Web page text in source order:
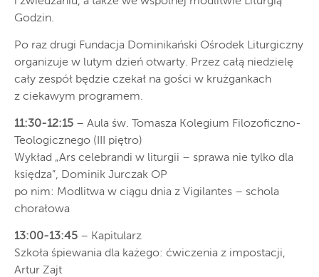
Godzin.
Po raz drugi Fundacja Dominikański Ośrodek Liturgiczny
organizuje w lutym dzień otwarty. Przez całą niedzielę
cały zespół będzie czekał na gości w krużgankach
z ciekawym programem.
11:30-12:15 – Aula św. Tomasza Kolegium Filozoficzno-
Teologicznego (III piętro)
Wykład „Ars celebrandi w liturgii – sprawa nie tylko dla
księdza”, Dominik Jurczak OP
po nim: Modlitwa w ciągu dnia z Vigilantes – schola
chorałowa
13:00-13:45 – Kapitularz
Szkoła śpiewania dla każego: ćwiczenia z impostacji,
Artur Zajt